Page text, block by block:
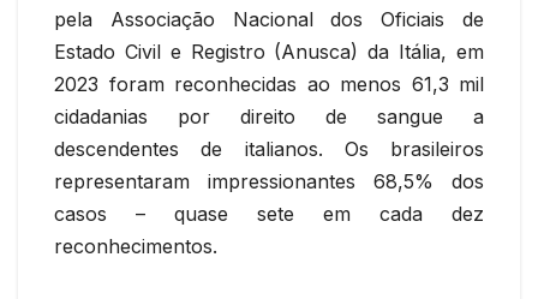
pela Associação Nacional dos Oficiais de
Estado Civil e Registro (Anusca) da Itália, em
2023 foram reconhecidas ao menos 61,3 mil
cidadanias por direito de sangue a
descendentes de italianos. Os brasileiros
representaram impressionantes 68,5% dos
casos – quase sete em cada dez
reconhecimentos.